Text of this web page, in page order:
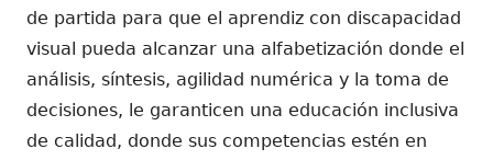
de partida para que el aprendiz con discapacidad
visual pueda alcanzar una alfabetización donde el
análisis, síntesis, agilidad numérica y la toma de
decisiones, le garanticen una educación inclusiva
de calidad, donde sus competencias estén en